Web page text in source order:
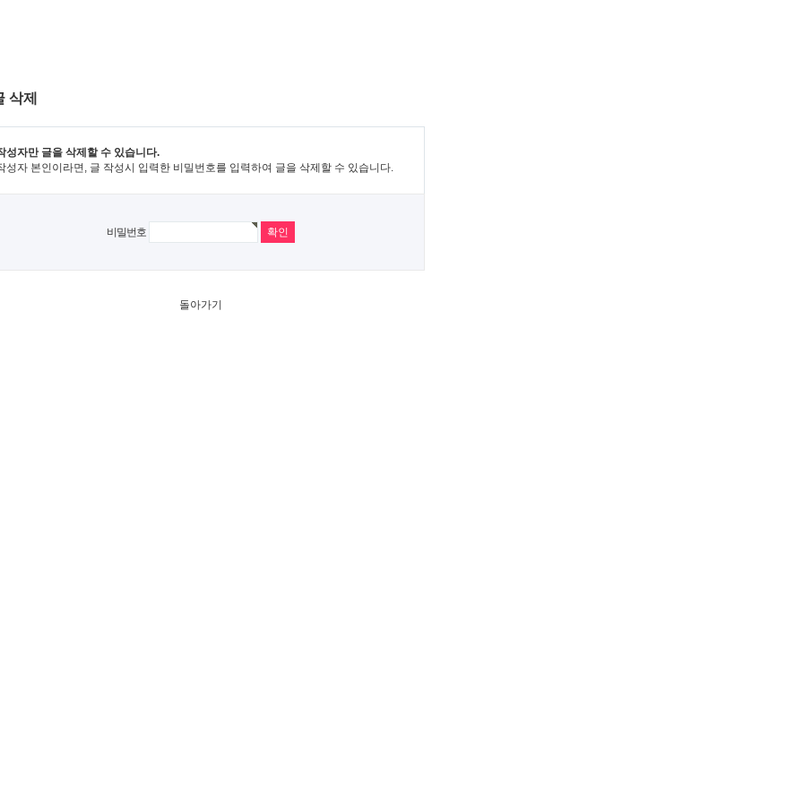
삭제
성자만 글을 삭제할 수 있습니다.
성자 본인이라면, 글 작성시 입력한 비밀번호를 입력하여 글을 삭제할 수 있습니다.
비밀번호
돌아가기